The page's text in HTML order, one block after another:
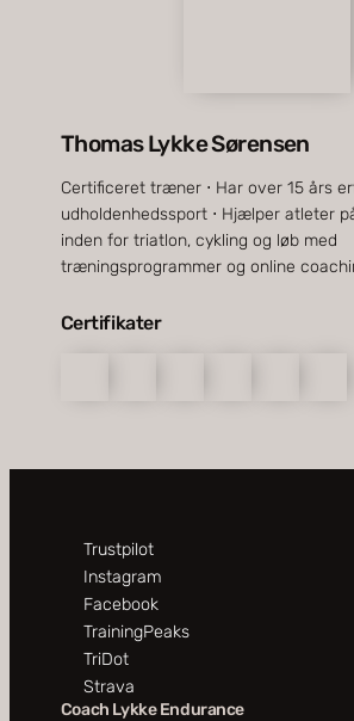
Thomas Lykke Sørensen
Certificeret træner ⋅ Har over 15 års
udholdenhedssport ⋅ Hjælper atleter
inden for triatlon, cykling og løb med
træningsprogrammer og online
Certifikater
Trustpilot
Instagram
Facebook
TrainingPeaks
TriDot
Strava
Coach Lykke Endurance